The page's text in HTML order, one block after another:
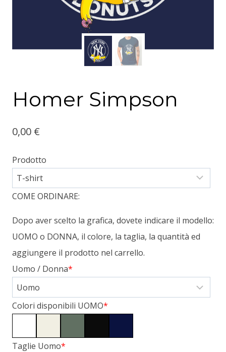
Homer Simpson
0,00 €
Prodotto
COME ORDINARE:
Dopo aver scelto la grafica, dovete indicare il modello:
UOMO o DONNA, il colore, la taglia, la quantità ed
aggiungere il prodotto nel carrello.
*
Uomo / Donna
*
Colori disponibili UOMO
*
Taglie Uomo